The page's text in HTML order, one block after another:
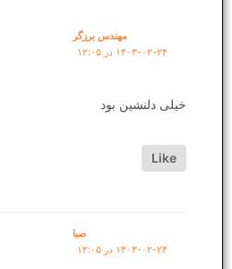
مهندس برزگر
۱۴۰۳-۰۲-۲۴ در ۱۲:۰۵
خیلی دلنشین بود
Like
صبا
۱۴۰۳-۰۲-۲۴ در ۱۲:۰۵